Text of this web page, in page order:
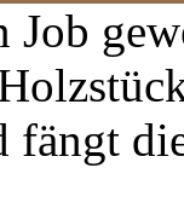
Job
fängt